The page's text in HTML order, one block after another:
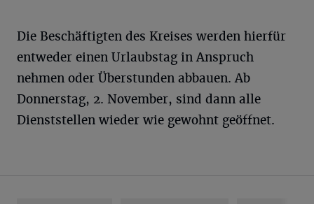
Die Beschäftigten des Kreises werden hierfür
entweder einen Urlaubstag in Anspruch
nehmen oder Überstunden abbauen. Ab
Donnerstag, 2. November, sind dann alle
Dienststellen wieder wie gewohnt geöffnet.